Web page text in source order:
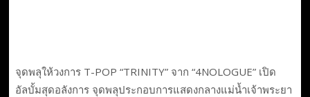
จุดพลุให้วงการ T-POP “TRINITY” จาก “4NOLOGUE” เปิด
อัลบั้มสุดอลังการ จุดพลุประกอบการแสดงกลางแม่น้ำเจ้าพระยา